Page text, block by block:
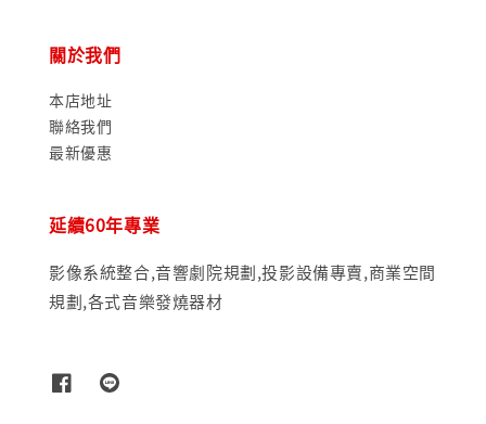
關於我們
本店地址
聯絡我們
最新優惠
延續60年專業
影像系統整合,音響劇院規劃,投影設備專賣,商業空間
規劃,各式音樂發燒器材